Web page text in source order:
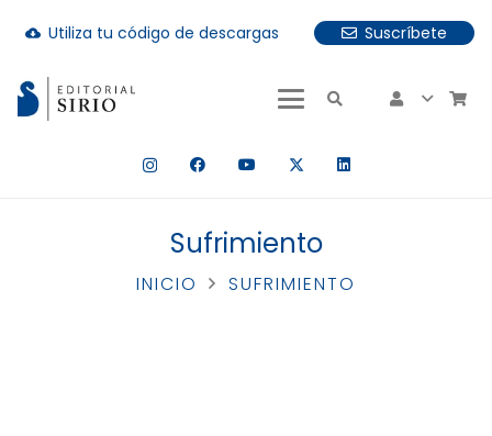
cloud_download Utiliza tu código de descargas
Suscríbete
hay resultados autocompletados, puedes utilizar las
Sufrimiento
INICIO SUFRIMIENTO